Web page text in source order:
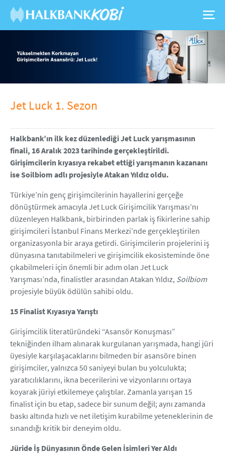
Jet Luck 1. Sezon
Halkbank’ın ilk kez düzenlediği Jet Luck yarışmasının
finali, 16 Aralık 2023 tarihinde gerçekleştirildi.
Girişimcilerin kıyasıya rekabet ettiği yarışmanın kazananı
ise Soilbiom adlı projesiyle Atakan Yıldız oldu.
Türkiye’nin genç girişimcilerinin hayallerini gerçeğe
dönüştürmek amacıyla Jet Luck Girişimcilik Yarışması’nı
düzenleyen Halkbank, birbirinden parlak iş fikirlerine sahip
girişimcileri İstanbul Finans Merkezi’nde gerçekleştirilen
organizasyonla bir araya getirdi. Girişimcilerin projelerini iş
dünyasına tanıtabilmeleri ve girişimcilik ekosisteminde öne
çıkabilmeleri için önemli bir adım olan Jet Luck
Yarışması’nda, finalistler arasından Atakan Yıldız, Soilbiom
projesiyle büyük ödülün sahibi oldu.
15 Finalist Kıyasıya Yarıştı
Girişimcilik literatüründeki “Asansör Konuşması”
tekniğinden ilham alınarak kurgulanan yarışmada, hangi jüri
üyesiyle karşılaşacaklarını bilmeden bir asansöre binen
girişimciler, yalnızca 50 saniyeyi bulan bu yolculukta;
yaratıcılıklarını, ikna becerilerini ve vizyonlarını ortaya
koyarak jüriyi etkilemeye çalıştılar. Zamanla yarışan 15
finalist için bu etap, sadece bir sunum değil; aynı zamanda
baskı altında hızlı ve net iletişim kurabilme yeteneklerinin de
sınandığı kritik bir deneyim oldu.
Jüride İş Dünyasının Önde Gelen İsimleri Yer Aldı